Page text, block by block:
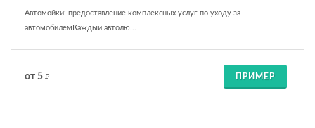
Автомойки: предоставление комплексных услуг по уходу за
автомобилемКаждый автолю...
от 5 ₽ ПРИМЕР